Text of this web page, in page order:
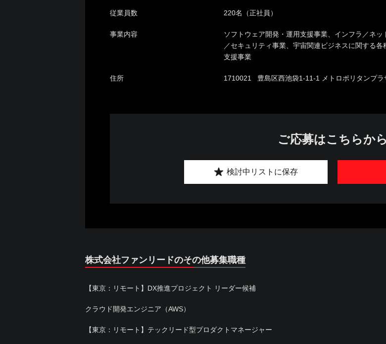
従業員数 220名（正社員）
事業内容
ソフトウェア開発・運用支援事業、インフラ／ネ
／セキュリティ事業、宇宙関連ビジネスに関する
支援事業
住所 1710021 豊島区西池袋1-11-1 メトロポリタンプラ
ご応募はこちらから
検討中リストに保存
株式会社ファンリードのその他募集職種
【東京：リモート】DX推進プロジェクト リーダー候補
クラウド開発エンジニア（AWS）
【東京：リモート】テックリード型プロダクトマネージャー